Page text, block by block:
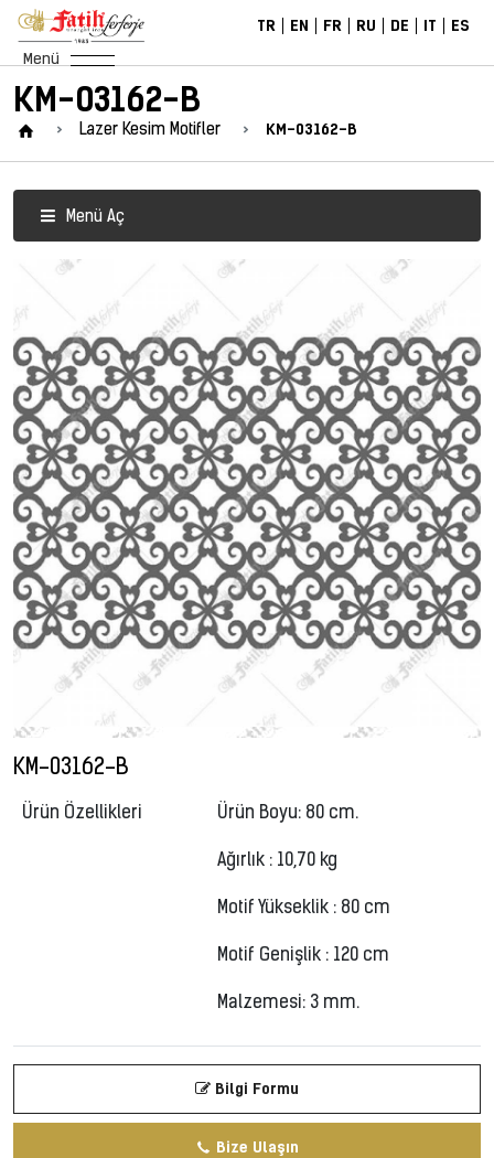
TR EN FR RU DE IT ES
Menü
KM-03162-B
Lazer Kesim Motifler KM-03162-B
Menü Aç
KM-03162-B
Ürün Özellikleri Ürün Boyu: 80 cm.
Ağırlık : 10,70 kg
Motif Yükseklik : 80 cm
Motif Genişlik : 120 cm
Malzemesi: 3 mm.
Bilgi Formu
Bize Ulaşın